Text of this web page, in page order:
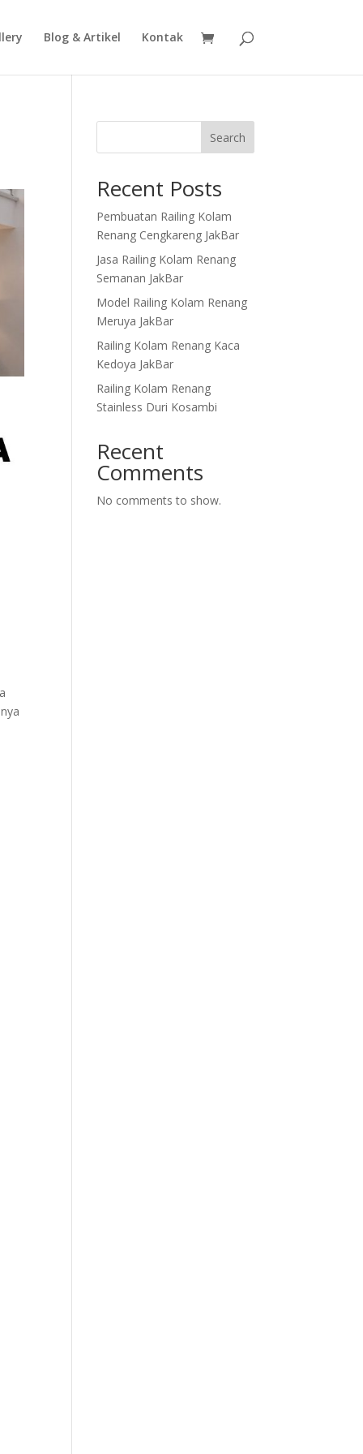
Blog & Artikel Kontak
Search
Recent Posts
Pembuatan Railing Kolam
Renang Cengkareng JakBar
Jasa Railing Kolam Renang
Semanan JakBar
Model Railing Kolam Renang
Meruya JakBar
Railing Kolam Renang Kaca
Kedoya JakBar
Railing Kolam Renang
Stainless Duri Kosambi
Recent
Comments
No comments to show.